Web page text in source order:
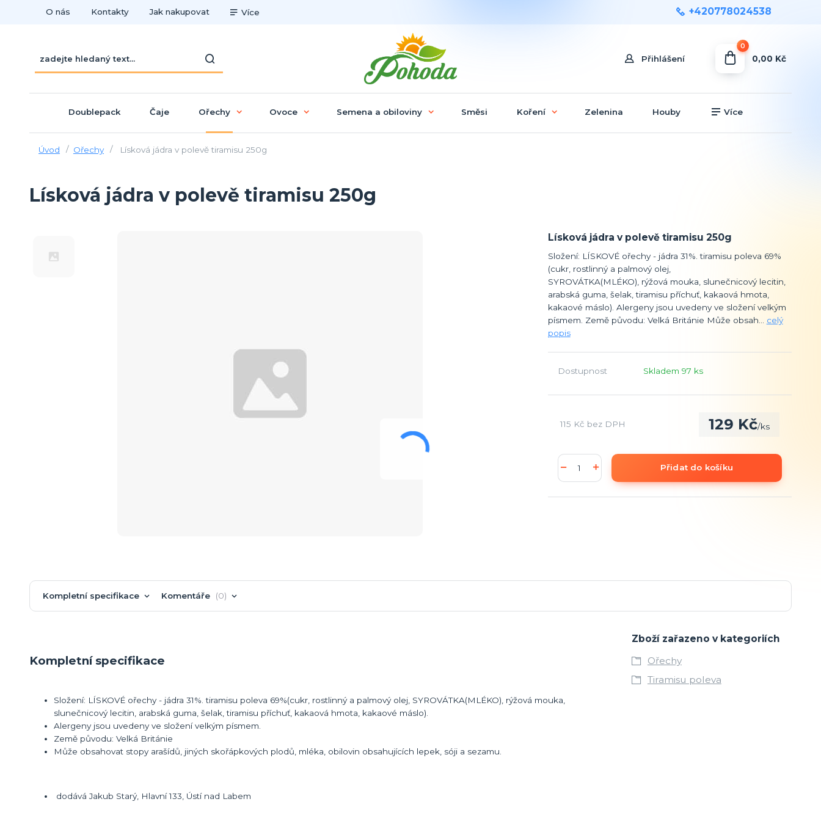
O nás Kontakty Jak nakupovat Více
Přihlášení
+420778024538
0
0,00 Kč
Doublepack Čaje Ořechy Ovoce Semena a obiloviny Směsi Koření Zelenina Houby Více
Úvod Ořechy Lísková jádra v polevě tiramisu 250g
Lísková jádra v polevě tiramisu 250g
Lísková jádra v polevě tiramisu 250g
Složení: LÍSKOVÉ ořechy - jádra 31%. tiramisu poleva 69%
(cukr, rostlinný a palmový olej,
SYROVÁTKA(MLÉKO), rýžová mouka, slunečnicový lecitin,
arabská guma, šelak, tiramisu příchuť, kakaová hmota,
kakaové máslo). Alergeny jsou uvedeny ve složení velkým
písmem. Země původu: Velká Británie Může obsah... celý
popis
Dostupnost Skladem 97 ks
129 Kč/ks
115 Kč bez DPH
Přidat do košíku
Kompletní specifikace Komentáře 0
Kompletní specifikace
Složení: LÍSKOVÉ ořechy - jádra 31%. tiramisu poleva 69%(cukr, rostlinný a palmový olej, SYROVÁTKA(MLÉKO), rýžová mouka,
slunečnicový lecitin, arabská guma, šelak, tiramisu příchuť, kakaová hmota, kakaové máslo).
Alergeny jsou uvedeny ve složení velkým písmem.
Země původu: Velká Británie
Může obsahovat stopy arašídů, jiných skořápkových plodů, mléka, obilovin obsahujících lepek, sóji a sezamu.
dodává Jakub Starý, Hlavní 133, Ústí nad Labem
Zboží zařazeno v kategoriích
Ořechy
Tiramisu poleva